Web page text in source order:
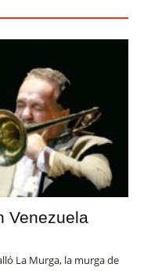
Venezuela
La Murga, la murga de